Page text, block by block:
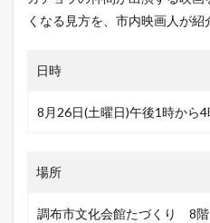
くなる見方を、市内映画人が紹
日時
8月26日(土曜日)午後1時から
場所
調布市文化会館たづくり 8